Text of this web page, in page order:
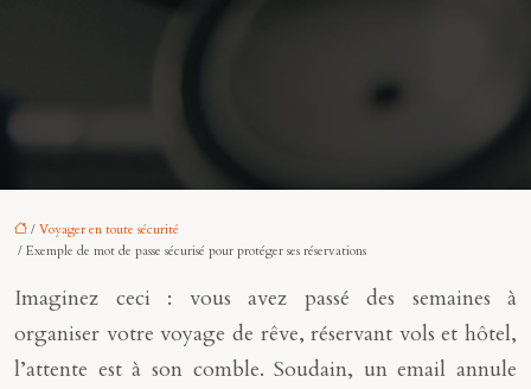
/ Voyager en toute sécurité
/ Exemple de mot de passe sécurisé pour protéger ses réservations
Imaginez ceci : vous avez passé des semaines à
organiser votre voyage de rêve, réservant vols et hôtel,
l’attente est à son comble. Soudain, un email annule